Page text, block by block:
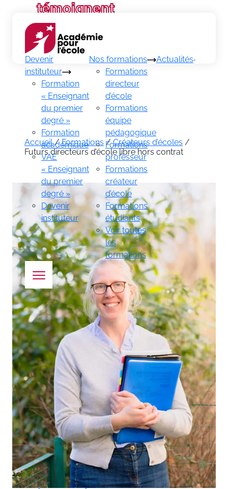
Devenir
instituteur
Formation
« Enseignant
du premier
degré »
Formation
académique
VAE
« Enseignant
du premier
degré »
Devenir
instituteur
Nos formations
Formations
directeur
d’école
Formations
équipe
pédagogique
Formations
professeur
Formations
créateur
d’école
Formations
étudiants
Voir toutes
les
formations
Actualités
Accueil/Formations /Créateurs d’écoles /
Futurs directeurs d’école libre hors contrat
témoignent